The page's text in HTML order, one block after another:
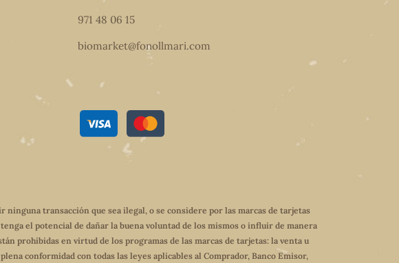
971 48 06 15
biomarket@fonollmari.com
transacción que sea ilegal, o se considere por las marcas de tarjetas
el potencial de dañar la buena voluntad de los mismos o influir de manera
prohibidas en virtud de los programas de las marcas de tarjetas: la venta u
conformidad con todas las leyes aplicables al Comprador, Banco Emisor,